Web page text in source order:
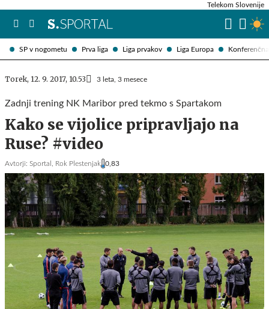
SP v nogometu Prva liga Liga prvakov Liga Europa
Telekom Slovenije
Torek, 12. 9. 2017, 10.53 3 leta, 3 mesece
Zadnji trening NK Maribor pred tekmo s Spartakom
Kako se vijolice pripravljajo na
Ruse? #video
Avtorji: Sportal, Rok Plestenjak 0,83